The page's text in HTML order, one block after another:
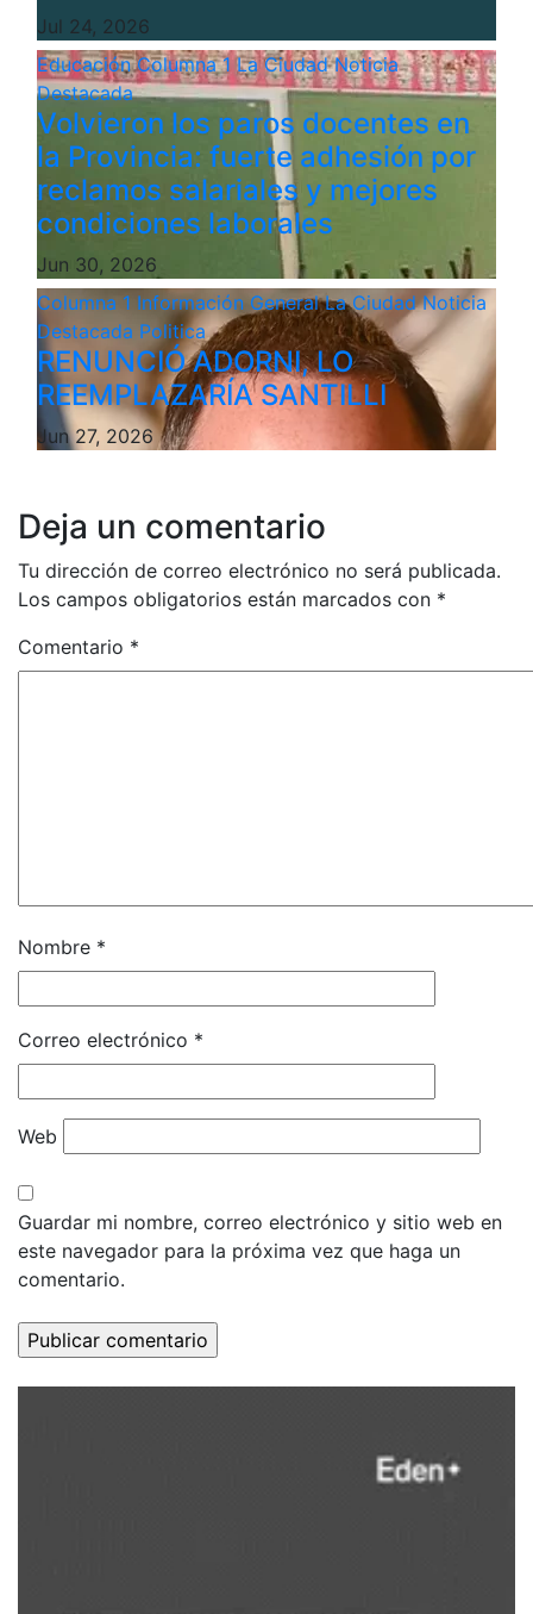
Jul 24, 2026
EducaciónColumna 1 La CiudadNoticia
Destacada
Volvieron los paros docentes en
la Provincia: fuerte adhesión por
reclamos salariales y mejores
condiciones laborales
Jun 30, 2026
Columna 1 Información GeneralLa CiudadNoticia
Destacada Politica
RENUNCIÓ ADORNI, LO
REEMPLAZARÍA SANTILLI
Jun 27, 2026
Deja un comentario
Tu dirección de correo electrónico no será publicada.
Los campos obligatorios están marcados con *
Comentario *
Nombre *
Correo electrónico *
Web
Guardar mi nombre, correo electrónico y sitio web en
este navegador para la próxima vez que haga un
comentario.